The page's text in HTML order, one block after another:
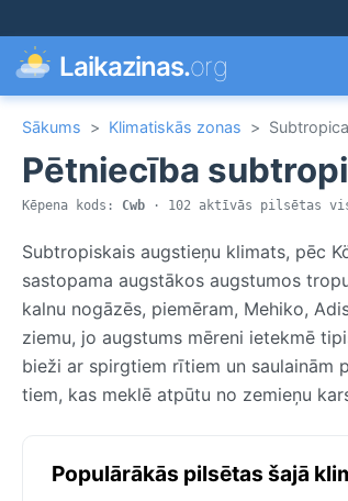
Laikazinas.org
Sākums > Klimatiskās zonas >
Pētniecība
Kēpena kods: Cwb · 102 aktīvās pilsētas
Subtropiskais augstieņu klimats, pēc
sastopama augstākos augstumos
kalnu nogāzēs, piemēram, Mehiko,
ziemu, jo augstums mēreni ietekmē
bieži ar spirgtiem rītiem un saulainām
tiem, kas meklē atpūtu no zemieņu
Populārākās pilsētas šajā